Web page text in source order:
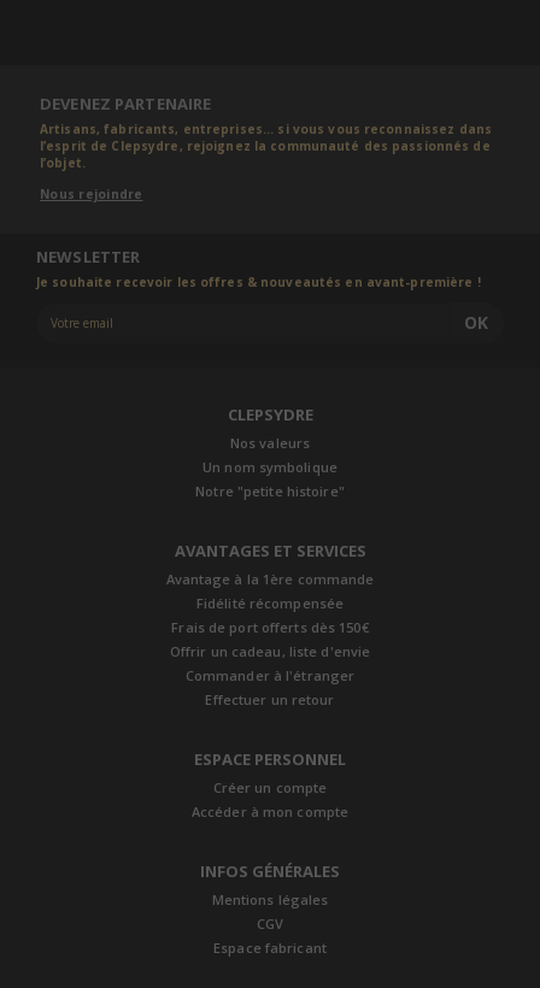
DEVENEZ PARTENAIRE
Artisans, fabricants, entreprises... si vous vous reconnaissez dans
l’esprit de Clepsydre, rejoignez la communauté des passionnés de
l’objet.
Nous rejoindre
NEWSLETTER
Je souhaite recevoir les offres & nouveautés en avant-première !
OK
CLEPSYDRE
Nos valeurs
Un nom symbolique
Notre "petite histoire"
AVANTAGES ET SERVICES
Avantage à la 1ère commande
Fidélité récompensée
Frais de port offerts dès 150€
Offrir un cadeau, liste d'envie
Commander à l'étranger
Effectuer un retour
ESPACE PERSONNEL
Créer un compte
Accéder à mon compte
INFOS GÉNÉRALES
Mentions légales
CGV
Espace fabricant